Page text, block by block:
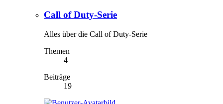
Call of Duty-Serie
Alles über die Call of Duty-Serie
Themen
4
Beiträge
19